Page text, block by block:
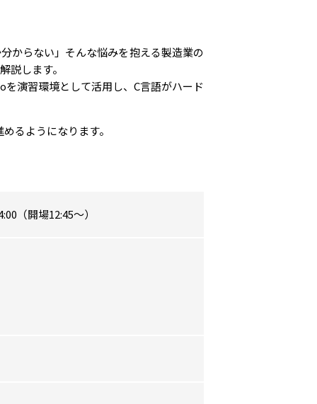
からない」そんな悩みを抱える製造業の
説します。
演習環境として活用し、C言語がハード
るようになります。
（開場12:45～）